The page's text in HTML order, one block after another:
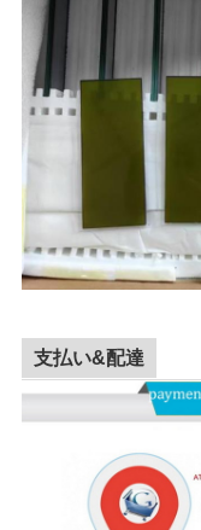
支払い&配達